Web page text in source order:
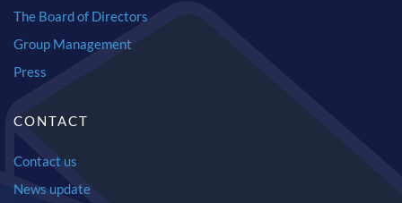
The Board of Directors
Group Management
Press
CONTACT
Contact us
News update